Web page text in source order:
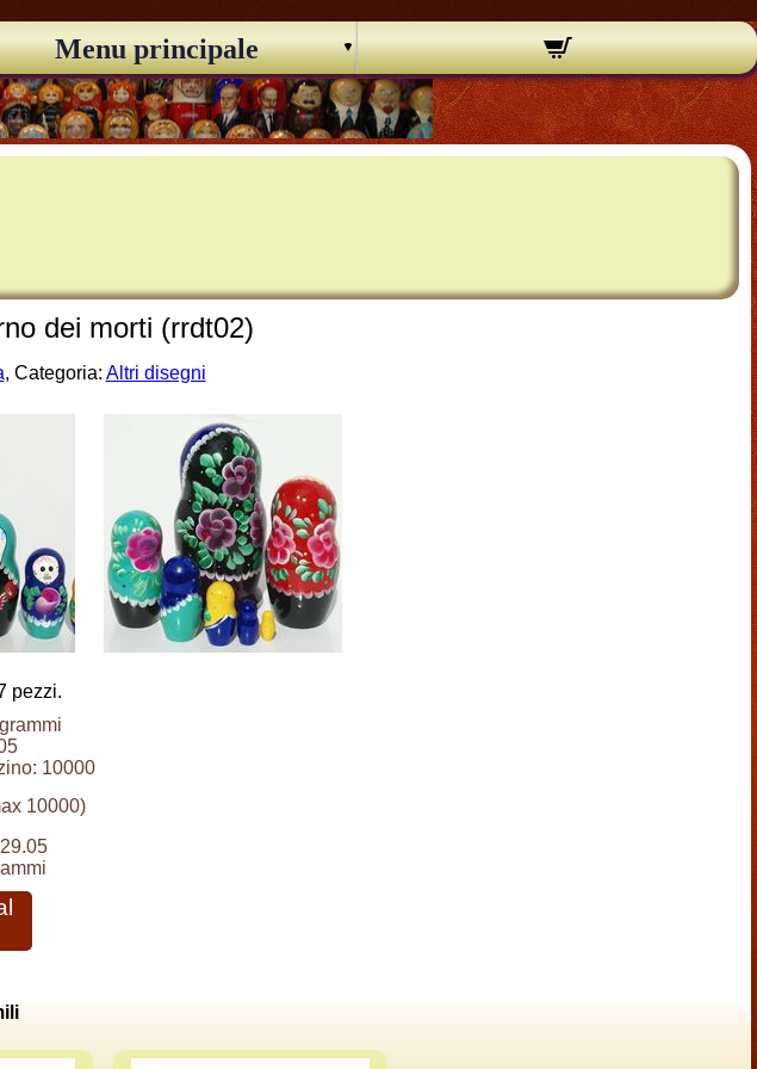
Menu principale
dei morti (rrdt02)
, Categoria: Altri disegni
pezzi.
10000
10000)